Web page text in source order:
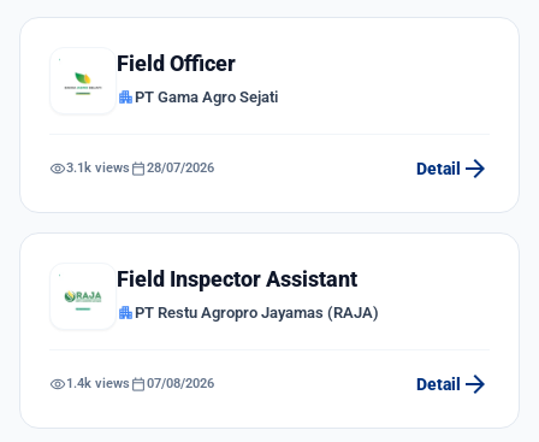
Field Officer
apartmentPT Gama Agro Sejati
visibility3.1k views calendar_today28/07/2026 Detail arrow_forward
Field Inspector Assistant
apartmentPT Restu Agropro Jayamas (RAJA)
visibility1.4k views calendar_today07/08/2026 Detail arrow_forward